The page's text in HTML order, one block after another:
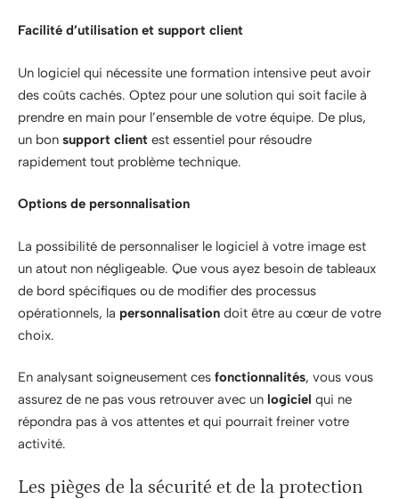
Facilité d’utilisation et support client
Un logiciel qui nécessite une formation intensive peut avoir
des coûts cachés. Optez pour une solution qui soit facile à
prendre en main pour l’ensemble de votre équipe. De plus,
un bon support client est essentiel pour résoudre
rapidement tout problème technique.
Options de personnalisation
La possibilité de personnaliser le logiciel à votre image est
un atout non négligeable. Que vous ayez besoin de tableaux
de bord spécifiques ou de modifier des processus
opérationnels, la personnalisation doit être au cœur de votre
choix.
En analysant soigneusement ces fonctionnalités, vous vous
assurez de ne pas vous retrouver avec un logiciel qui ne
répondra pas à vos attentes et qui pourrait freiner votre
activité.
Les pièges de la sécurité et de la protection